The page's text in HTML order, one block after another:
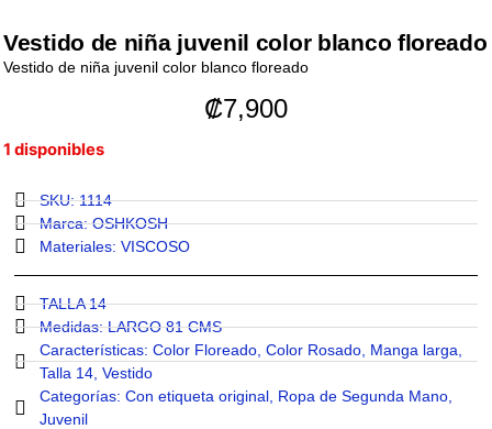
Vestido de niña juvenil color blanco floreado
Vestido de niña juvenil color blanco floreado
₡7,900
1 disponibles
SKU: 1114
Marca:OSHKOSH
Materiales: VISCOSO
TALLA 14
Medidas:LARGO 81 CMS
Características: Color Floreado Color Rosado Manga larga
Talla 14 Vestido
Categorías: Con etiqueta original Ropa de Segunda Mano
Juvenil